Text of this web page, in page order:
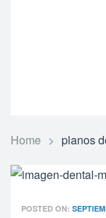
Home > planos
POSTED ON: